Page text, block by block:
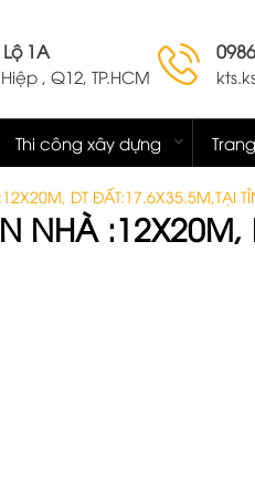
1A
, Q12, TP.HCM
Thi công xây dựng
DT ĐẤT:17.6X35.5M,TẠI
NHÀ :12X20M,